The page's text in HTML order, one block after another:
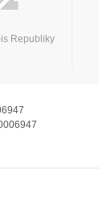
Republiky